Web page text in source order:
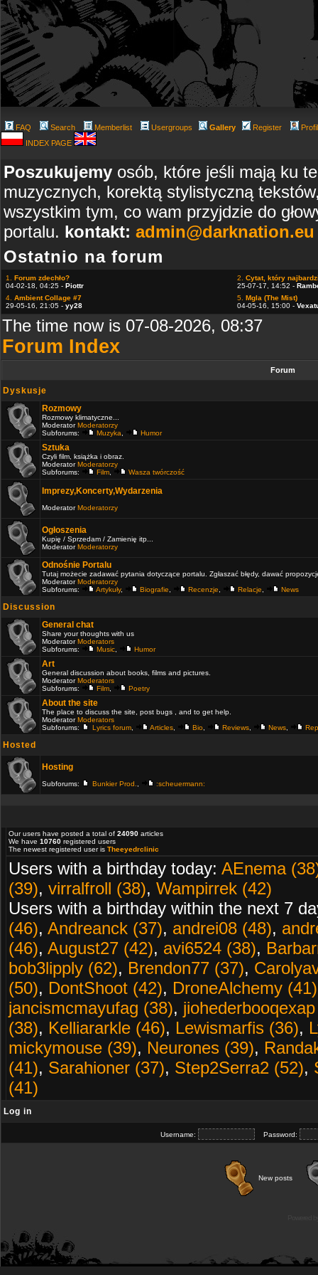
FAQ Search Memberlist Usergroups Gallery Register
INDEX PAGE
Poszukujemy osób, które jeśli mają ku
muzycznych, korektą stylistyczną
wszystkim tym, co wam przyjdzie do
portalu. kontakt: admin@darknation.eu
Ostatnio na forum
1. Forum zdechło?
04-02-18, 04:25 - Piottr
2. Cytat, który
25-07-17, 14:52 -
4. Ambient Collage #7
29-05-16, 21:05 - yy28
5. Mgla (The Mist)
04-05-16, 15:00 -
The time now is 07-08-2026, 08:37
Forum Index
Forum
Dyskusje
Rozmowy
Rozmowy klimatyczne...
ModeratorModeratorzy
Subforums:
Muzyka Humor
Sztuka
Czyli film, książka i obraz.
ModeratorModeratorzy
Subforums:
Film Wasza twórczość
Imprezy,Koncerty,Wydarzenia
ModeratorModeratorzy
Ogłoszenia
Kupię / Sprzedam / Zamienię itp...
ModeratorModeratorzy
Odnośnie Portalu
Tutaj możecie zadawać pytania dotyczące portalu. Zgłaszać błędy, dawać
ModeratorModeratorzy
Subforums:
Artykuły, Biografie Recenzje Relacje News
Discussion
General chat
Share your thoughts with us
ModeratorModerators
Subforums:
Music Humor
Art
General discussion about books, films and pictures.
ModeratorModerators
Subforums:
Film Poetry
About the site
The place to discuss the site, post bugs , and to get help.
ModeratorModerators
Subforums:
Lyrics forum Articles Bio Reviews News
Hosted
Hosting
Subforums: Bunkier Prod. :scheuermann:
Our users have posted a total of 24090 articles
We have 10760 registered users
The newest registered user is Theeyedrclinic
Users with a birthday today: AEnema
(39), virralfroll (38), Wampirrek (42)
Users with a birthday within the next 7
(46), Andreanck (37), andrei08 (48),
(46), August27 (42), avi6524 (38),
bob3lipply (62), Brendon77 (37),
(50), DontShoot (42), DroneAlchemy (41)
jancismcmayufag (38),
(38), Kelliararkle (46), Lewismarfis (36),
mickymouse (39), Neurones (39),
(41), Sarahioner (37), Step2Serra2 (52),
(41)
Log in
Username: Password:
New posts